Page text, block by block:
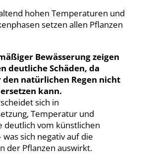
hohen Temperaturen und
setzen allen Pflanzen
Bewässerung zeigen
deutliche Schäden, da
den natürlichen Regen nicht
kann.
sich in
Temperatur und
deutlich vom künstlichen
was sich negativ auf die
der Pflanzen auswirkt.